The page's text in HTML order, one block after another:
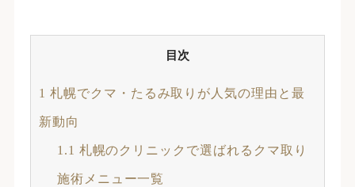
目次
1 札幌でクマ・たるみ取りが人気の理由と最
新動向
1.1 札幌のクリニックで選ばれるクマ取り
施術メニュー一覧